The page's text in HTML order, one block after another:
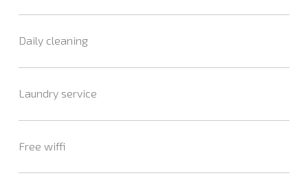
Daily cleaning
Laundry service
Free wiffi